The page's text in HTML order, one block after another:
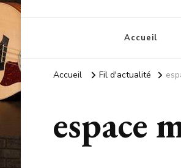
Accueil
Accueil Fil d'actualité
espace